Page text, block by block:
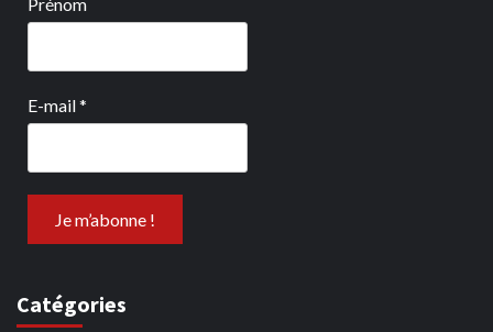
E-mail*
Catégories